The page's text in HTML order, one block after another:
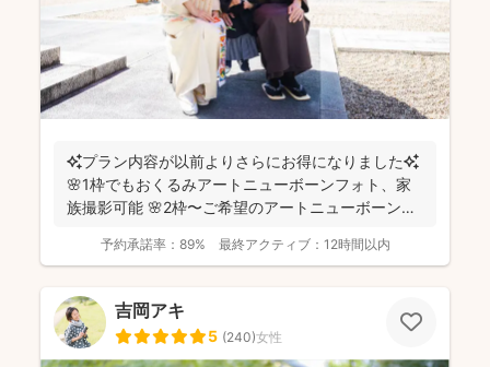
✨プラン内容が以前よりさらにお得になりました✨
🌸1枠でもおくるみアートニューボーンフォト、家
族撮影可能 🌸2枠〜ご希望のアートニューボーンフ
予約承諾率： 89% 最終アクティブ： 12時間以内
吉岡アキ
5 (240)女性